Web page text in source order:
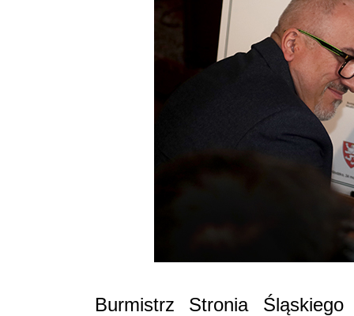
Burmistrz Stronia